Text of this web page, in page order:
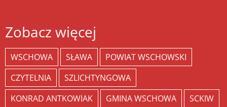
Zobacz więcej
WSCHOWA SŁAWA
POWIAT WSCHOWSKI
CZYTELNIA
SZLICHTYNGOWA
KONRAD ANTKOWIAK
GMINA WSCHOWA
SCKIW